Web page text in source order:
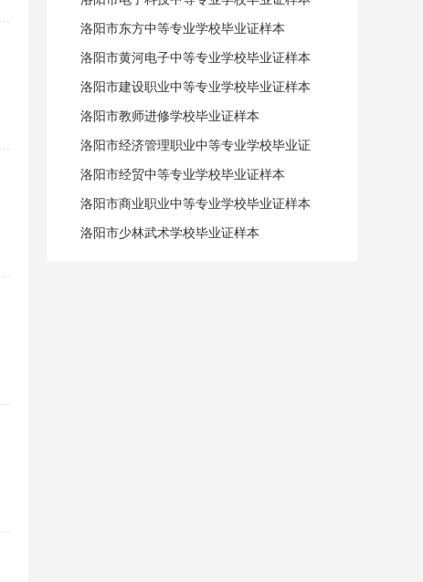
洛阳市东方中等专业学校毕业证样本
洛阳市黄河电子中等专业学校毕业证样本
洛阳市建设职业中等专业学校毕业证样本
洛阳市教师进修学校毕业证样本
洛阳市经济管理职业中等专业学校毕业证
样本
洛阳市经贸中等专业学校毕业证样本
洛阳市商业职业中等专业学校毕业证样本
洛阳市少林武术学校毕业证样本